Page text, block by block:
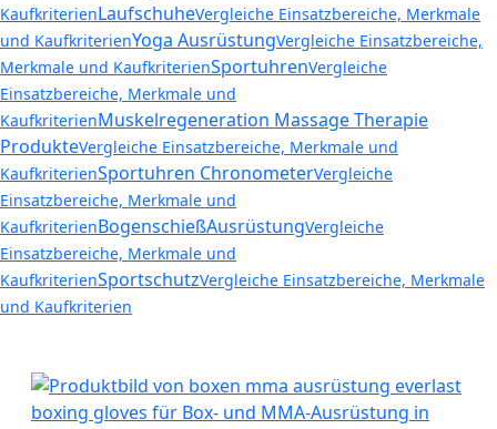
KaufkriterienLaufschuheVergleiche Einsatzbereiche, Merkmale
und KaufkriterienYoga AusrüstungVergleiche Einsatzbereiche,
Merkmale und KaufkriterienSportuhrenVergleiche
Einsatzbereiche, Merkmale und
KaufkriterienMuskelregeneration Massage Therapie
ProdukteVergleiche Einsatzbereiche, Merkmale und
KaufkriterienSportuhren ChronometerVergleiche
Einsatzbereiche, Merkmale und
KaufkriterienBogenschießAusrüstungVergleiche
Einsatzbereiche, Merkmale und
KaufkriterienSportschutzVergleiche Einsatzbereiche, Merkmale
und Kaufkriterien